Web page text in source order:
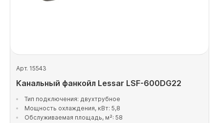
Арт. 15543
Канальный фанкойл Lessar LSF-600DG22
Тип подключения: двухтрубное
Мощность охлаждения, кВт: 5,8
Обслуживаемая площадь, м²: 58